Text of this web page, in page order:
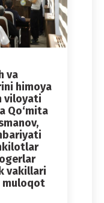
va
himoya
viloyati
Qo‘mita
vakillari
muloqot